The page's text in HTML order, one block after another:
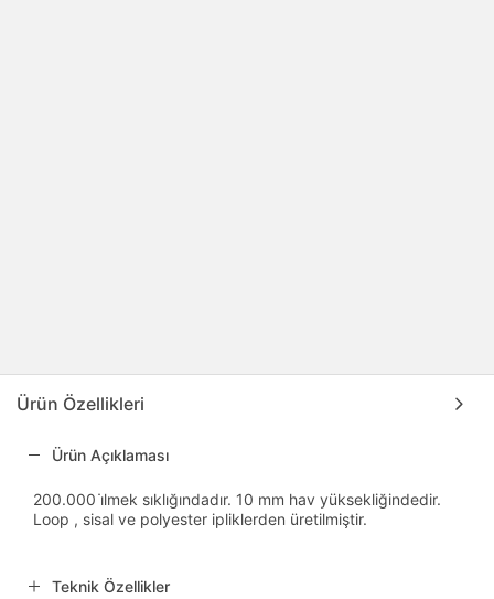
Ürün Özellikleri
Ürün Açıklaması
200.000 i̇lmek sıklığındadır. 10 mm hav yüksekliğindedir.
Loop , sisal ve polyester ipliklerden üretilmiştir.
Teknik Özellikler